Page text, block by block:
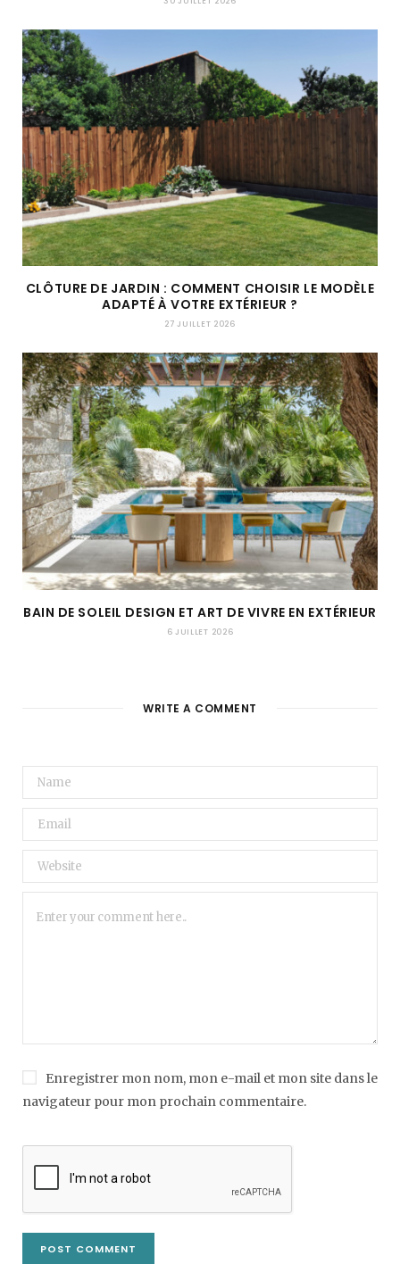
CLÔTURE DE JARDIN : COMMENT CHOISIR LE MODÈLE
ADAPTÉ À VOTRE EXTÉRIEUR ?
27 JUILLET 2026
BAIN DE SOLEIL DESIGN ET ART DE VIVRE EN EXTÉRIEUR
6 JUILLET 2026
WRITE A COMMENT
Enregistrer mon nom, mon e-mail et mon site dans le
navigateur pour mon prochain commentaire.